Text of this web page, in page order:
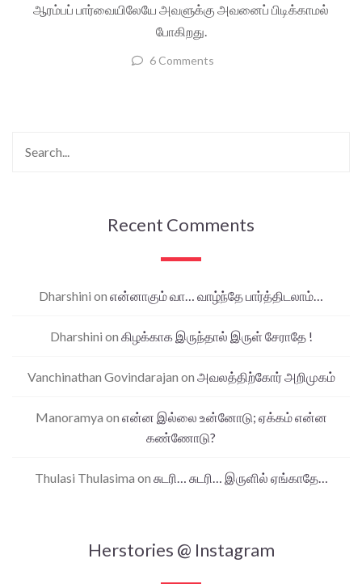
ஆரம்பப் பார்வையிலேயே அவளுக்கு அவனைப் பிடிக்காமல்
போகிறது.
6 Comments
Recent Comments
Dharshini on என்னாகும் வா… வாழ்ந்தே பார்த்திடலாம்…
Dharshini on கிழக்காக இருந்தால் இருள் சேராதே !
Vanchinathan Govindarajan on அவலத்திற்கோர் அறிமுகம்
Manoramya on என்ன இல்லை உன்னோடு; ஏக்கம் என்ன
கண்ணோடு?
Thulasi Thulasima on சுடரி… சுடரி… இருளில் ஏங்காதே…
Herstories @ Instagram